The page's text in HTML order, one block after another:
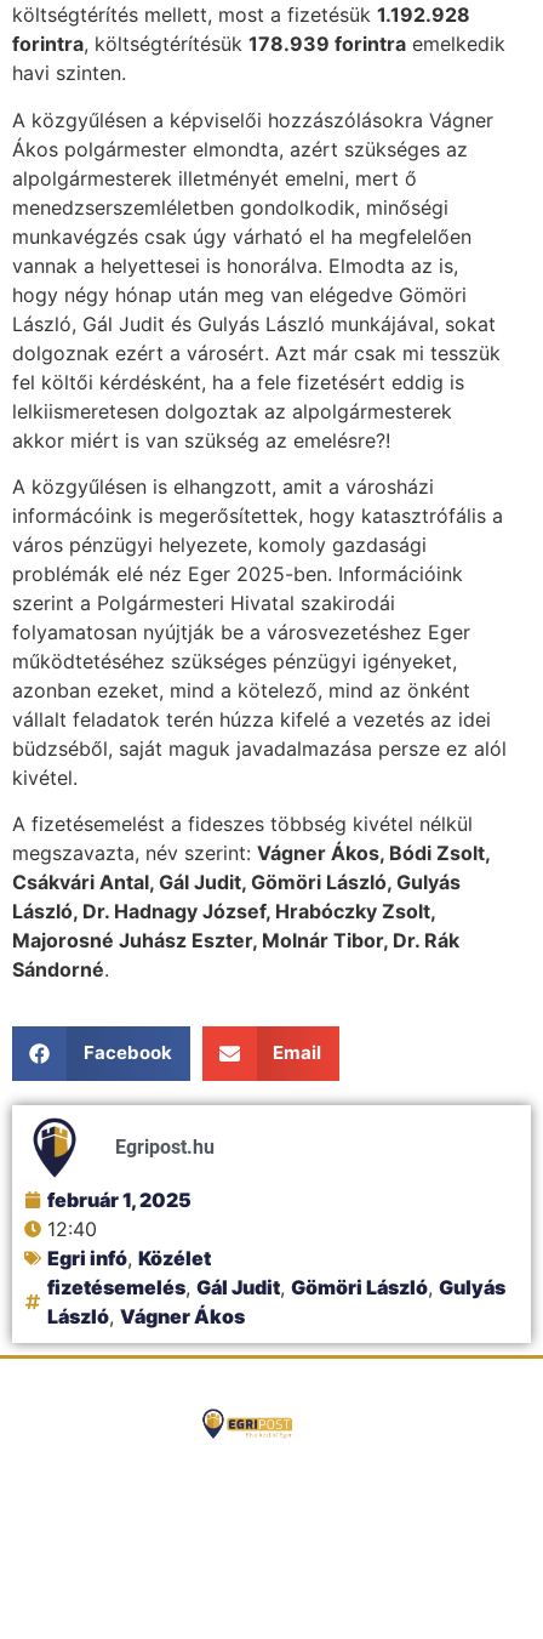
költségtérítés mellett, most a fizetésük 1.192.928
forintra, költségtérítésük 178.939 forintra emelkedik
havi szinten.
A közgyűlésen a képviselői hozzászólásokra Vágner
Ákos polgármester elmondta, azért szükséges az
alpolgármesterek illetményét emelni, mert ő
menedzserszemléletben gondolkodik, minőségi
munkavégzés csak úgy várható el ha megfelelően
vannak a helyettesei is honorálva. Elmodta az is,
hogy négy hónap után meg van elégedve Gömöri
László, Gál Judit és Gulyás László munkájával, sokat
dolgoznak ezért a városért. Azt már csak mi tesszük
fel költői kérdésként, ha a fele fizetésért eddig is
lelkiismeretesen dolgoztak az alpolgármesterek
akkor miért is van szükség az emelésre?!
A közgyűlésen is elhangzott, amit a városházi
informácóink is megerősítettek, hogy katasztrófális a
város pénzügyi helyezete, komoly gazdasági
problémák elé néz Eger 2025-ben. Információink
szerint a Polgármesteri Hivatal szakirodái
folyamatosan nyújtják be a városvezetéshez Eger
működtetéséhez szükséges pénzügyi igényeket,
azonban ezeket, mind a kötelező, mind az önként
vállalt feladatok terén húzza kifelé a vezetés az idei
büdzséből, saját maguk javadalmazása persze ez alól
kivétel.
A fizetésemelést a fideszes többség kivétel nélkül
megszavazta, név szerint: Vágner Ákos, Bódi Zsolt,
Csákvári Antal, Gál Judit, Gömöri László, Gulyás
László, Dr. Hadnagy József, Hrabóczky Zsolt,
Majorosné Juhász Eszter, Molnár Tibor, Dr. Rák
Sándorné.
Facebook Email
Egripost.hu
február 1, 2025
12:40
Egri infó, Közélet
fizetésemelés, Gál Judit, Gömöri László, Gulyás
László, Vágner Ákos